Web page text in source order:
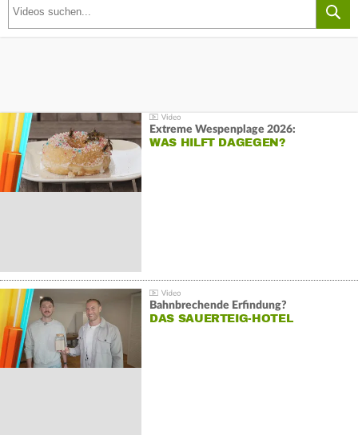
Extreme Wespenplage 2026:
WAS HILFT DAGEGEN?
Bahnbrechende Erfindung?
DAS SAUERTEIG-HOTEL